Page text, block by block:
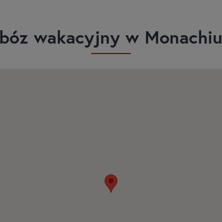
wakacyjny w